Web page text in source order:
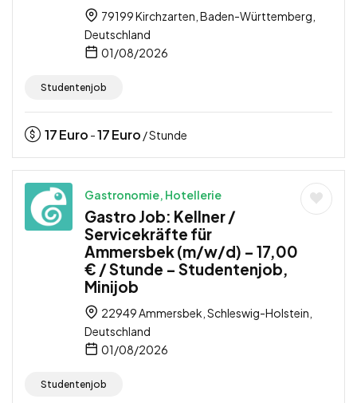
79199 Kirchzarten, Baden-Württemberg,
Deutschland
01/08/2026
Studentenjob
17Euro -17Euro / Stunde
Gastronomie, Hotellerie
Gastro Job: Kellner /
Servicekräfte für
Ammersbek (m/w/d) – 17,00
€ / Stunde – Studentenjob,
Minijob
22949 Ammersbek, Schleswig-Holstein,
Deutschland
01/08/2026
Studentenjob